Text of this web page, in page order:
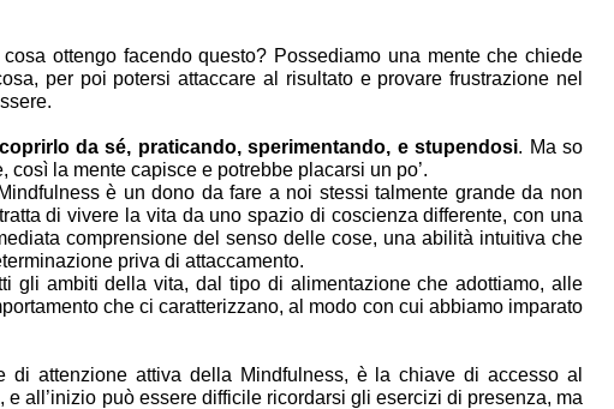
ottengo facendo questo? Possediamo una mente che chiede
per poi potersi attaccare al risultato e provare frustrazione nel
da sé, praticando, sperimentando, e stupendosi. Ma so
la mente capisce e potrebbe placarsi un po’.
è un dono da fare a noi stessi talmente grande da non
di vivere la vita da uno spazio di coscienza differente, con una
comprensione del senso delle cose, una abilità intuitiva che
priva di attaccamento.
gli ambiti della vita, dal tipo di alimentazione che adottiamo, alle
che ci caratterizzano, al modo con cui abbiamo imparato
di attenzione attiva della Mindfulness, è la chiave di accesso al
all’inizio può essere difficile ricordarsi gli esercizi di presenza, ma